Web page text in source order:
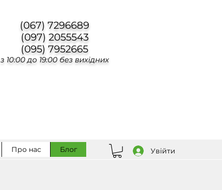
(067) 7296689
(097) 2055543
(095) 7952665
з 10:00 до 19:00 без вихідних
Про нас Блог Увійти